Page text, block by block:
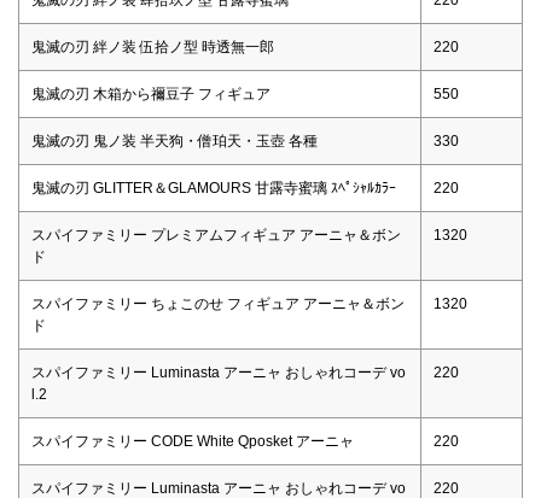
鬼滅の刃 絆ノ装 伍拾ノ型 時透無一郎 220
鬼滅の刃 木箱から禰豆子 フィギュア 550
鬼滅の刃 鬼ノ装 半天狗・僧珀天・玉壺 各種 330
鬼滅の刃 GLITTER＆GLAMOURS 甘露寺蜜璃 ｽﾍﾟｼｬﾙｶﾗｰ 220
スパイファミリー プレミアムフィギュア アーニャ＆ボン
ド
1320
スパイファミリー ちょこのせ フィギュア アーニャ＆ボン
ド
1320
スパイファミリー Luminasta アーニャ おしゃれコーデ vo
l.2
220
スパイファミリー CODE White Qposket アーニャ 220
スパイファミリー Luminasta アーニャ おしゃれコーデ vo
220